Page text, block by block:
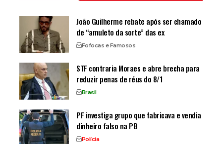
João Guilherme rebate após ser chamado
de “amuleto da sorte” das ex
Fofocas e Famosos
STF contraria Moraes e abre brecha para
reduzir penas de réus do 8/1
Brasil
PF investiga grupo que fabricava e vendia
dinheiro falso na PB
Polícia